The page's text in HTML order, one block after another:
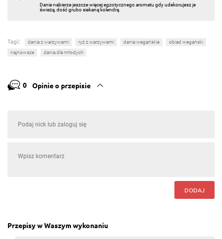
Danie nabierze jeszcze więcej egzotycznego aromatu gdy udekorujesz je
świeżą, dość grubo siekaną kolendrą.
Tagi: dania z warzywami ryż z warzywami dania wegańskie
obiad wegański
najnowsze
dania dla młodych
0 Opinie o przepisie
DODAJ
Przepisy w Waszym wykonaniu